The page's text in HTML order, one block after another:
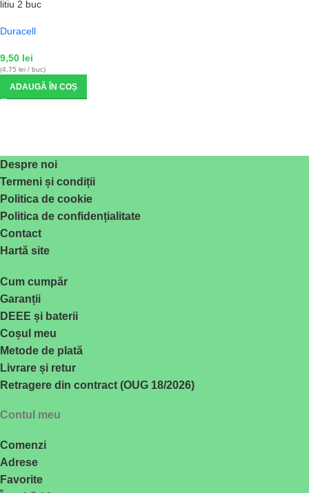
litiu 2 buc
Duracell
9,50 lei
(4,75 lei / buc)
ADAUGĂ ÎN COȘ
Despre noi
Termeni și condiții
Politica de cookie
Politica de confidențialitate
Contact
Hartă site
Cum cumpăr
Garanții
DEEE și baterii
Coșul meu
Metode de plată
Livrare și retur
Retragere din contract (OUG 18/2026)
Contul meu
Comenzi
Adrese
Favorite